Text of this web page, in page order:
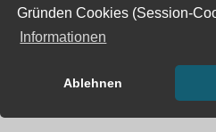
Gründen Cookies (Session-
Informationen
Ablehnen